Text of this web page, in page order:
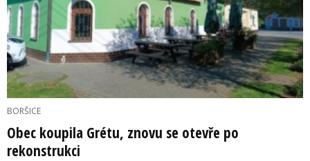
BORŠICE
Obec koupila Grétu, znovu se otevře po
rekonstrukci